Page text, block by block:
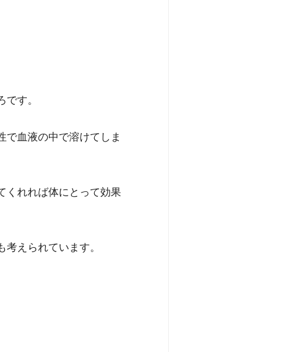
す。
で血液の中で溶けてしま
くれれば体にとって効果
えられています。